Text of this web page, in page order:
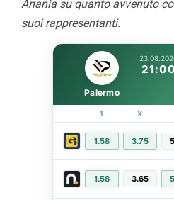
Anania su quanto avvenuto
suoi rappresentanti.
21:00
Palermo
1 X
1.58 3.75
1.58 3.65